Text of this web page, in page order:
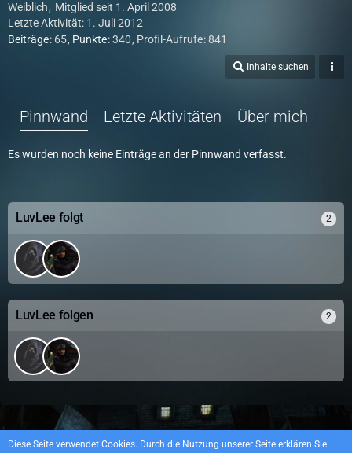
Weiblich
Mitglied seit 1. April 2008
Letzte Aktivität: 1. Juli 2012
Beiträge 65 Punkte 340 Profil-Aufrufe 841
Inhalte suchen
Pinnwand Letzte Aktivitäten Über mich
Es wurden noch keine Einträge an der Pinnwand verfasst.
LuvLee folgt 2
LuvLee folgen 2
Datenschutzerklärung Impressum
Diese Seite verwendet Cookies. Durch die Nutzung unserer Seite erklären Sie